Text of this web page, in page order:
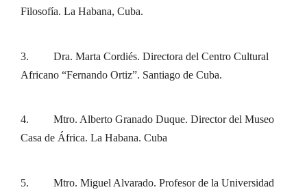
Filosofía. La Habana, Cuba.
3. Dra. Marta Cordiés. Directora del Centro Cultural
Africano “Fernando Ortiz”. Santiago de Cuba.
4. Mtro. Alberto Granado Duque. Director del Museo
Casa de África. La Habana. Cuba
5. Mtro. Miguel Alvarado. Profesor de la Universidad